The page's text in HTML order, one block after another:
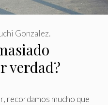
verdad?
Gonzalez.
recordamos mucho que